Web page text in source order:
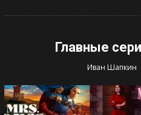
Главные
Иван Шапкин